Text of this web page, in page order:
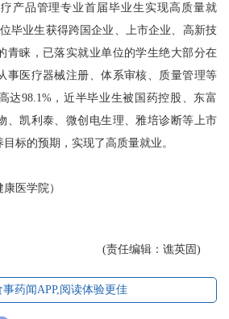
品管理专业首届毕业生实现高质量就
毕业生获得跨国企业、上市企业、高新技
青睐，已落实就业单位的学生绝大部分在
事医疗器械注册、体系审核、质量管理等
达98.1%，近半毕业生被国药控股、东富
、凯利泰、微创电生理、雅培诊断等上市
标的预期，实现了高质量就业。
医学院）
(责任编辑：谯英固)
事药闻APP,阅读体验更佳